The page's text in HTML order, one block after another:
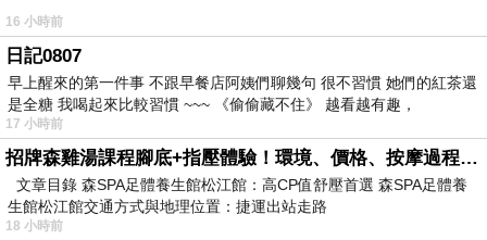
16 小時前
日記0807
早上醒來的第一件事 不跟早餐店阿姨們聊幾句 很不習慣 她們的紅茶還
是全糖 我喝起來比較習慣 ~~~ 《偷偷藏不住》 越看越有趣，
17 小時前
招牌森雞湯課程腳底+指壓體驗！環境、價格、按摩過程全紀錄，森SPA足體養生館松江館最新價格表
文章目錄 森SPA足體養生館松江館：高CP值舒壓首選 森SPA足體養
生館松江館交通方式與地理位置：捷運出站走路
18 小時前